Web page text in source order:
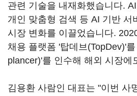
관련 기술을 내재화했습니다.
개인 맞춤형 검색 등 AI 기반 서
시장 변화를 이끌었습니다.
채용 플랫폼 '탑데브(TopDev)'
plancer)'를 인수해 해외 시장에
김용환 사람인 대표는 "이번 사